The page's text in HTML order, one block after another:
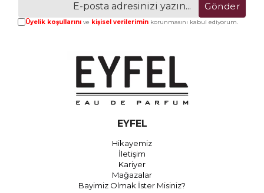
Gönder
Üyelik koşullarınıve kişisel verileriminkorunmasını kabul ediyorum.
EYFEL
Hikayemiz
İletişim
Kariyer
Mağazalar
Bayimiz Olmak İster Misiniz?